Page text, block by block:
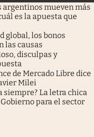
argentinos mueven más
es la apuesta que
global, los bonos
las causas
disculpas y
de Mercado Libre dice
Milei
siempre? La letra chica
para el sector